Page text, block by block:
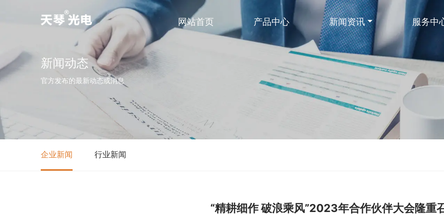
网站首页 产品中心 新闻资讯 服务中
新闻动态
官方发布的最新动态或消息
企业新闻 行业新闻
“精耕细作 破浪乘风”2023年合作伙伴大会隆重